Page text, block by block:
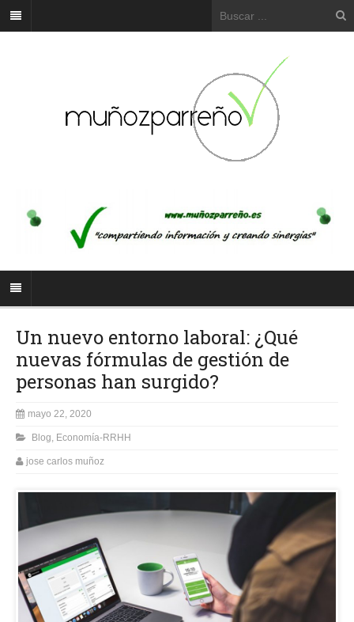
Un nuevo entorno laboral: ¿Qué
nuevas fórmulas de gestión de
personas han surgido?
mayo 22, 2020
Blog Economía-RRHH
jose carlos muñoz